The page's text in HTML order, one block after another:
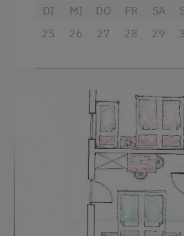
Wellnessangebote
Spa / Wellnessbereich
Altbau
Verbundene Zimmer
Sauna
Holzboden
Haustiere erlaubt
Wasserkocher
Aussicht auf eine
Kinderbett
Mikrowelle
Radio
Toaster
DI
25
MI
26
DO
27
FR
28
SA
29